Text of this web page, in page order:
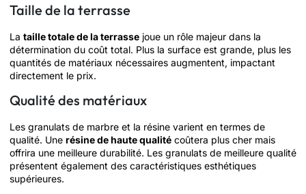
Taille de la terrasse
La taille totale de la terrasse joue un rôle majeur dans la
détermination du coût total. Plus la surface est grande, plus les
quantités de matériaux nécessaires augmentent, impactant
directement le prix.
Qualité des matériaux
Les granulats de marbre et la résine varient en termes de
qualité. Une résine de haute qualité coûtera plus cher mais
offrira une meilleure durabilité. Les granulats de meilleure qualité
présentent également des caractéristiques esthétiques
supérieures.